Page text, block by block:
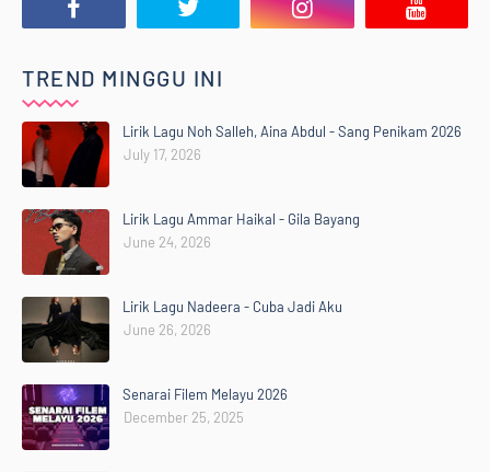
TREND MINGGU INI
Lirik Lagu Noh Salleh, Aina Abdul - Sang Penikam 2026
July 17, 2026
Lirik Lagu Ammar Haikal - Gila Bayang
June 24, 2026
Lirik Lagu Nadeera - Cuba Jadi Aku
June 26, 2026
Senarai Filem Melayu 2026
December 25, 2025